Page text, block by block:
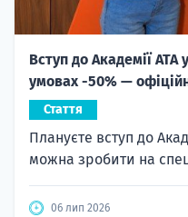
Вступ до Академії
умовах -50% —
Стаття
Плануєте вступ до
можна зробити на
06 лип 2026